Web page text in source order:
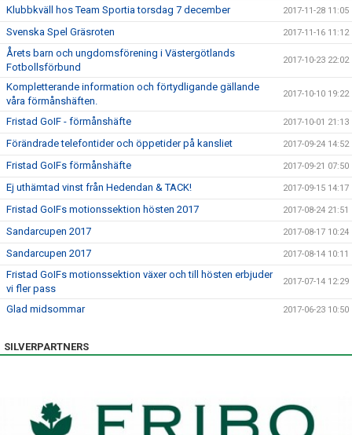
Klubbkväll hos Team Sportia torsdag 7 december 2017-11-28 11:05
Svenska Spel Gräsroten 2017-11-16 11:12
Årets barn och ungdomsförening i Västergötlands
Fotbollsförbund
2017-10-23 22:02
Kompletterande information och förtydligande gällande
våra förmånshäften.
2017-10-10 19:22
Fristad GoIF - förmånshäfte 2017-10-01 21:13
Förändrade telefontider och öppetider på kansliet 2017-09-24 14:52
Fristad GoIFs förmånshäfte 2017-09-21 07:50
Ej uthämtad vinst från Hedendan & TACK! 2017-09-15 14:17
Fristad GoIFs motionssektion hösten 2017 2017-08-24 21:51
Sandarcupen 2017 2017-08-17 10:24
Sandarcupen 2017 2017-08-14 10:11
Fristad GoIFs motionssektion växer och till hösten erbjuder
vi fler pass
2017-07-14 12:29
Glad midsommar 2017-06-23 10:50
SILVERPARTNERS